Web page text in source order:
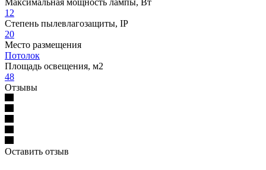
12
Степень пылевлагозащиты, IP
20
Место размещения
Потолок
Площадь освещения, м2
48
Отзывы
Оставить отзыв